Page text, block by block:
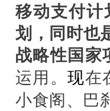
移动支付
划，同时也
战略性国家
运用。现在
小食阁、巴